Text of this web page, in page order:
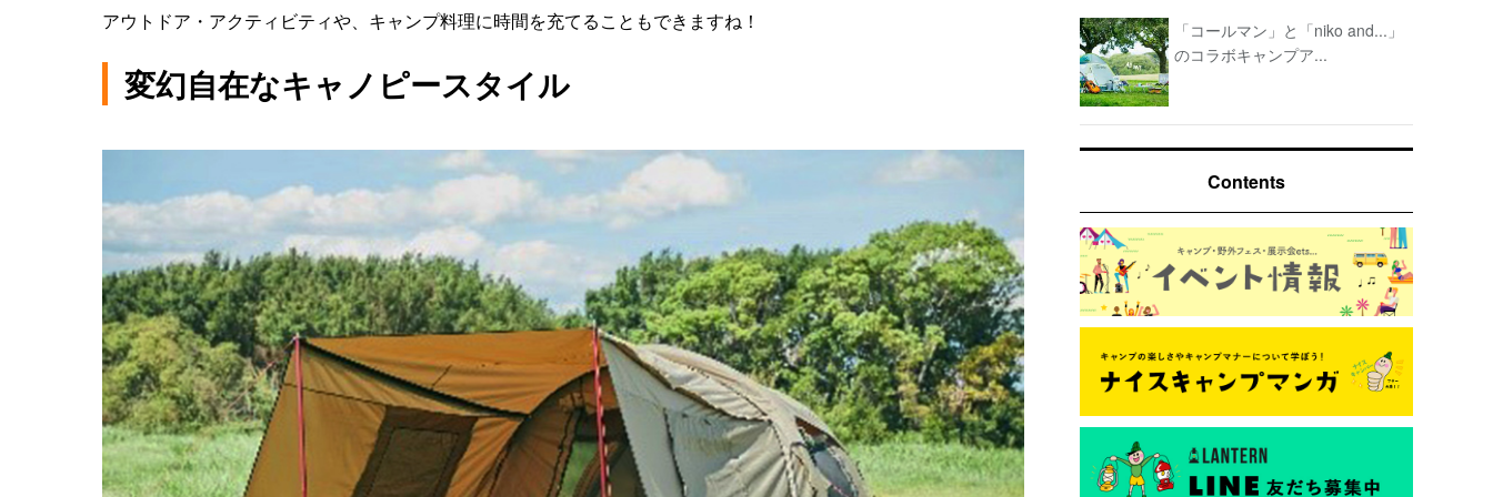
アウトドア・アクティビティや、キャンプ料理に時間を充てることもできますね！
変幻自在なキャノピースタイル
「コールマン」と「niko and...」
のコラボキャンプア...
Contents